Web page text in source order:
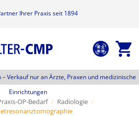
Ihrer Praxis seit 1894
–Verkauf nur an Ärzte, Praxen und medizinische
Einrichtungen
OP-Bedarf / Radiologie /